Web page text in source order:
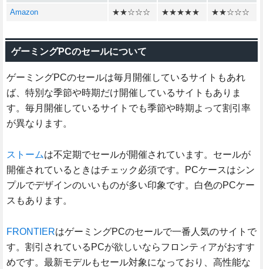
Amazon ★★☆☆☆ ★★★★★ ★★☆☆☆
ゲーミングPCのセールについて
ゲーミングPCのセールは毎月開催しているサイトもあれ
ば、特別な季節や時期だけ開催しているサイトもありま
す。毎月開催しているサイトでも季節や時期よって割引率
が異なります。
ストームは不定期でセールが開催されています。セールが
開催されているときはチェック必須です。PCケースはシン
プルでデザインのいいものが多い印象です。白色のPCケー
スもあります。
FRONTIERはゲーミングPCのセールで一番人気のサイトで
す。割引されているPCが欲しいならフロンティアがおすす
めです。最新モデルもセール対象になっており、高性能な